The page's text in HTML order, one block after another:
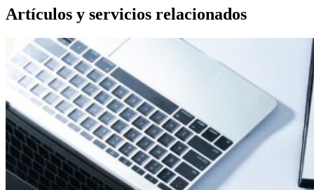
Artículos y servicios relacionados